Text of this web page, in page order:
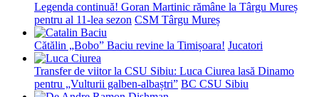
Legenda continuă! Goran Martinic rămâne la Târgu Mureș
pentru al 11-lea sezon CSM Târgu Mureș
Cătălin „Bobo” Baciu revine la Timișoara! Jucatori
Transfer de viitor la CSU Sibiu: Luca Ciurea lasă Dinamo
pentru „Vulturii galben-albaștri” BC CSU Sibiu